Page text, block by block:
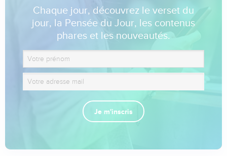
Chaque jour, découvrez le verset du
jour, la Pensée du Jour, les contenus
phares et les nouveautés.
Je m'inscris